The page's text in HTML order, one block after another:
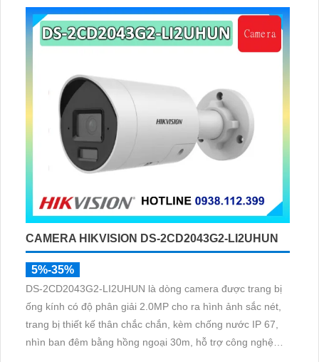
ứng dụng DMSS,
CAMERA HIKVISION DS-2CD2043G2-LI2UHUN
5%-35%
DS-2CD2043G2-LI2UHUN là dòng camera được trang bị
ống kính có độ phân giải 2.0MP cho ra hình ảnh sắc nét,
trang bị thiết kế thân chắc chắn, kèm chống nước IP 67,
nhìn ban đêm bằng hồng ngoại 30m, hỗ trợ công nghệ